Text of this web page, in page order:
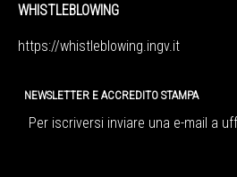
WHISTLEBLOWING
https://whistleblowing.ingv. it
NEWSLETTER E ACCREDITO STAMPA
Per iscriversi inviare una e-mail a